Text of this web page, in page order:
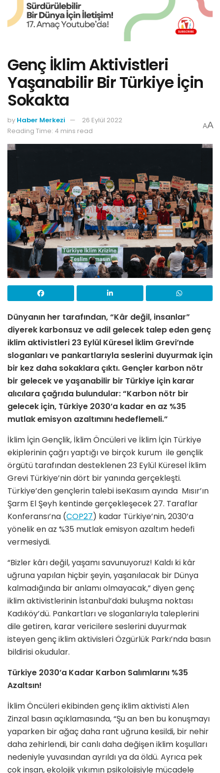
Genç İklim Aktivistleri
Yaşanabilir Bir Türkiye İçin
Sokakta
by Haber Merkezi
26 Eylül 2022
Reading Time: 4 mins read
AA
Dünyanın her tarafından, “Kâr değil, insanlar”
diyerek karbonsuz ve adil gelecek talep eden genç
iklim aktivistleri 23 Eylül Küresel İklim Grevi’nde
sloganları ve pankartlarıyla seslerini duyurmak için
bir kez daha sokaklara çıktı. Gençler karbon nötr
bir gelecek ve yaşanabilir bir Türkiye için karar
alıcılara çağrıda bulundular: “Karbon nötr bir
gelecek için, Türkiye 2030’a kadar en az %35
mutlak emisyon azaltımını hedeflemeli.”
İklim İçin Gençlik, İklim Öncüleri ve İklim İçin Türkiye
ekiplerinin çağrı yaptığı ve birçok kurum ile gençlik
örgütü tarafından desteklenen 23 Eylül Küresel İklim
Grevi Türkiye’nin dört bir yanında gerçekleşti.
Türkiye’den gençlerin talebi iseKasım ayında Mısır’ın
Şarm El Şeyh kentinde gerçekleşecek 27. Taraflar
Konferansı’na (COP27) kadar Türkiye’nin, 2030’a
yönelik en az %35 mutlak emisyon azaltım hedefi
vermesiydi.
“Bizler kârı değil, yaşamı savunuyoruz! Kaldı ki kâr
uğruna yapılan hiçbir şeyin, yaşanılacak bir Dünya
kalmadığında bir anlamı olmayacak,” diyen genç
iklim aktivistlerinin İstanbul’daki buluşma noktası
Kadıköy’dü. Pankartları ve sloganlarıyla taleplerini
dile getiren, karar vericilere seslerini duyurmak
isteyen genç iklim aktivisleri Özgürlük Parkı’nda basın
bildirisi okudular.
Türkiye 2030’a Kadar Karbon Salımlarını %35
Azaltsın!
İklim Öncüleri ekibinden genç iklim aktivisti Alen
Zinzal basın açıklamasında, “Şu an ben bu konuşmayı
yaparken bir ağaç daha rant uğruna kesildi, bir nehir
daha zehirlendi, bir canlı daha değişen iklim koşulları
nedeniyle yuvasından ayrıldı ya da öldü. Ayrıca pek
çok insan, ekolojik yıkımın psikolojisiyle mücadele